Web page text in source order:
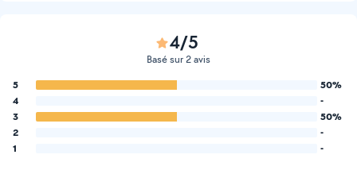
4/5
Basé sur 2 avis
5
50%
4
-
3
50%
2
-
1
-